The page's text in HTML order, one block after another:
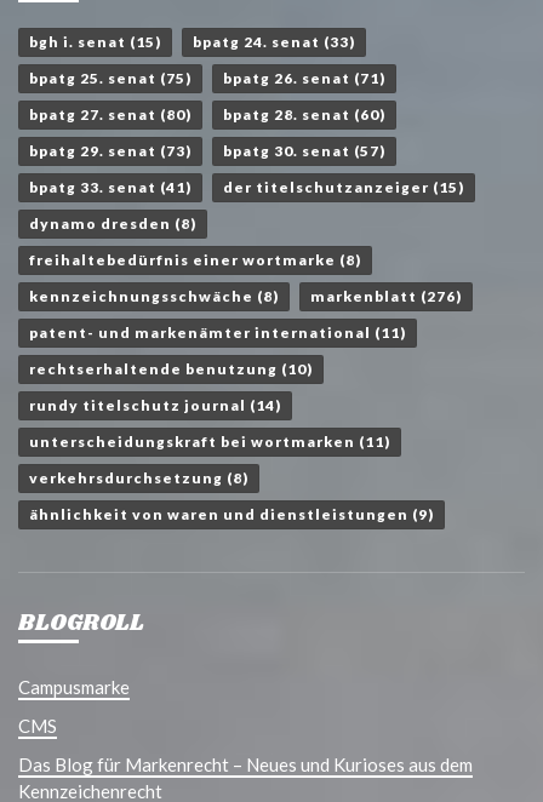
bgh i. senat (15) bpatg 24. senat (33)
bpatg 25. senat (75) bpatg 26. senat (71)
bpatg 27. senat (80) bpatg 28. senat (60)
bpatg 29. senat (73) bpatg 30. senat (57)
bpatg 33. senat (41) der titelschutzanzeiger (15)
dynamo dresden (8)
freihaltebedürfnis einer wortmarke (8)
kennzeichnungsschwäche (8) markenblatt (276)
patent- und markenämter international (11)
rechtserhaltende benutzung (10)
rundy titelschutz journal (14)
unterscheidungskraft bei wortmarken (11)
verkehrsdurchsetzung (8)
ähnlichkeit von waren und dienstleistungen (9)
BLOGROLL
Campusmarke
CMS
Das Blog für Markenrecht – Neues und Kurioses aus dem
Kennzeichenrecht